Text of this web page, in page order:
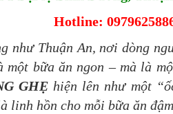
Hotline:
như Thuận An, nơi dòng
bữa ăn ngon – mà là
GHẸhiện lên như một
linh hồn cho mỗi bữa ăn